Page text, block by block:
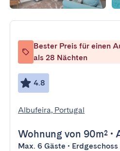
Bester Preis für einen
als 28 Nächten
4.8
Albufeira, Portugal
Wohnung von 90m² •
Max. 6 Gäste • Erdgeschoss